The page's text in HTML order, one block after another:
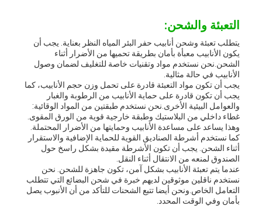
التعبئة والشحن:
يتطلب تعبئة وشحن أنابيب حفر البئر المياه النظر بعناية. يجب أن
يكون الأنابيب معبأة بأمان بطريقة تحميها من الأضرار أثناء
الشحن.نحن نستخدم مواد وتقنيات خاصة للتغليف لضمان وصول
الأنابيب في حالة مثالية.
يجب أن تكون مواد التعبئة قادرة على تحمل وزن حجم الأنابيب، كما
يجب أن تكون قادرة على حماية الأنابيب من الرطوبة والغبار
والعوامل البيئية الأخرى.نحن نستخدم طبقتين من المواد الوقائية:
غطاء داخلي من البلاستيك وطبقة خارجية قوية من الورق المقوى.
وهذا يساعد على مساعدة الأنابيب وحمايتها من الأضرار المحتملة.
كما نستخدم أشرطة الصناديق القوية للحماية الإضافية والاستقرار
أثناء الشحن. يجب أن تكون الأشرطة مقيدة بشكل راسخ حول
الصندوق لمنعه من الانتقال أثناء النقل.
عندما يتم تعبئة الأنابيب بشكل آمن، تكون جاهزة للشحن. نحن
نستخدم ناقلين موثوقين لديهم خبرة في شحن البضائع التي تتطلب
التعامل الخاص.ونحن أيضا تتبع الشحنات للتأكد من أن الأنبوب يصل
بأمان وفي الوقت المحدد.